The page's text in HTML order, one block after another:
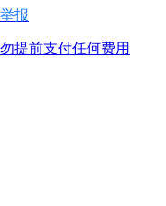
报
提前支付任何费用